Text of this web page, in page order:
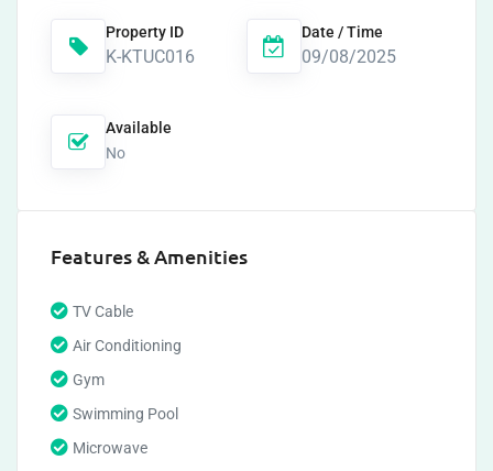
Property ID
K-KTUC016
Date / Time
09/08/2025
Available
No
Features & Amenities
TV Cable
Air Conditioning
Gym
Swimming Pool
Microwave